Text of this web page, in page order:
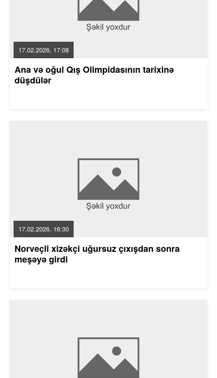
17.02.2026, 17:08
Ana və oğul Qış Olimpidasının tarixinə
düşdülər
17.02.2026, 16:30
Norveçli xizəkçi uğursuz çıxışdan sonra
meşəyə girdi